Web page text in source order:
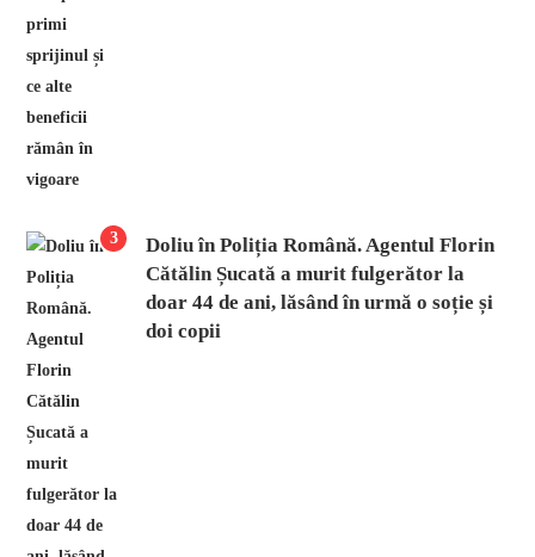
3
Doliu în Poliția Română. Agentul Florin
Cătălin Șucată a murit fulgerător la
doar 44 de ani, lăsând în urmă o soție și
doi copii